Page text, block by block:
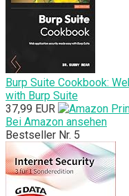
Burp Suite Cookbook:
with Burp Suite
37,99 EUR
Bei Amazon ansehen
Bestseller Nr. 5